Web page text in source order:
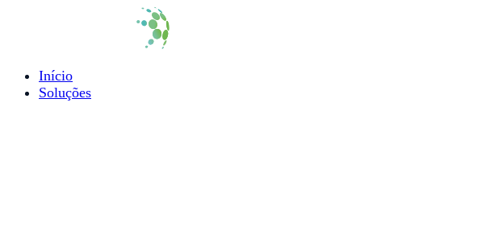
Início
Soluções